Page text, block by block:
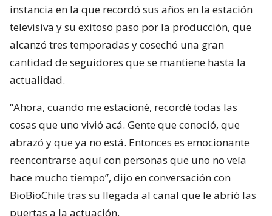
instancia en la que recordó sus años en la estación
televisiva y su exitoso paso por la producción, que
alcanzó tres temporadas y cosechó una gran
cantidad de seguidores que se mantiene hasta la
actualidad.
“Ahora, cuando me estacioné, recordé todas las
cosas que uno vivió acá. Gente que conoció, que
abrazó y que ya no está. Entonces es emocionante
reencontrarse aquí con personas que uno no veía
hace mucho tiempo”, dijo en conversación con
BioBioChile tras su llegada al canal que le abrió las
puertas a la actuación.